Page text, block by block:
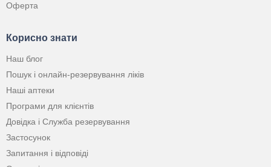
Оферта
Корисно знати
Наш блог
Пошук і онлайн-резервування ліків
Наші аптеки
Програми для клієнтів
Довідка і Служба резервування
Застосунок
Запитання і відповіді